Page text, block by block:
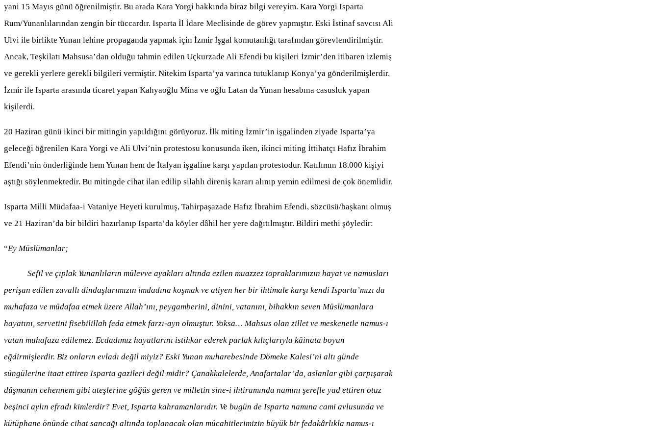
yani 15 Mayıs günü öğrenilmiştir. Bu arada Kara Yorgi hakkında biraz bilgi vereyim. Kara Yorgi Isparta
Rum/Yunanlılarından zengin bir tüccardır. Isparta İl İdare Meclisinde de görev yapmıştır. Eski İstinaf savcısı Ali
Ulvi ile birlikte Yunan lehine propaganda yapmak için İzmir İşgal komutanlığı tarafından görevlendirilmiştir.
Ancak, Teşkilatı Mahsusa’dan olduğu tahmin edilen Uçkurzade Ali Efendi bu kişileri İzmir’den itibaren izlemiş
ve gerekli yerlere gerekli bilgileri vermiştir. Nitekim Isparta’ya varınca tutuklanıp Konya’ya gönderilmişlerdir.
İzmir ile Isparta arasında ticaret yapan Kahyaoğlu Mina ve oğlu Latan da Yunan hesabına casusluk yapan
kişilerdi.
20 Haziran günü ikinci bir mitingin yapıldığını görüyoruz. İlk miting İzmir’in işgalinden ziyade Isparta’ya
geleceği öğrenilen Kara Yorgi ve Ali Ulvi’nin protestosu konusunda iken, ikinci miting İttihatçı Hafız İbrahim
Efendi’nin önderliğinde hem Yunan hem de İtalyan işgaline karşı yapılan protestodur. Katılımın 18.000 kişiyi
aştığı söylenmektedir. Bu mitingde cihat ilan edilip silahlı direniş kararı alınıp yemin edilmesi de çok önemlidir.
Isparta Milli Müdafaa-i Vataniye Heyeti kurulmuş, Tahirpaşazade Hafız İbrahim Efendi, sözcüsü/başkanı olmuş
ve 21 Haziran’da bir bildiri hazırlanıp Isparta’da köyler dâhil her yere dağıtılmıştır. Bildiri methi şöyledir:
“Ey Müslümanlar;
Sefil ve çıplak Yunanlıların mülevve ayakları altında ezilen muazzez topraklarımızın hayat ve namusları
perişan edilen zavallı dindaşlarımızın imdadına koşmak ve atiyen her bir ihtimale karşı kendi Isparta’mızı da
muhafaza ve müdafaa etmek üzere Allah’ını, peygamberini, dinini, vatanını, bihakkın seven Müslümanlara
hayatını, servetini fisebilillah feda etmek farzı-ayn olmuştur. Yoksa… Mahsus olan zillet ve meskenetle namus-ı
vatan muhafaza edilemez. Ecdadımız hayatlarını istihkar ederek parlak kılıçlarıyla kâinata boyun
eğdirmişlerdir. Biz onların evladı değil miyiz? Eski Yunan muharebesinde Dömeke Kalesi’ni altı günde
süngülerine itaat ettiren Isparta gazileri değil midir? Çanakkalelerde, Anafartalar’da, aslanlar gibi çarpışarak
düşmanın cehennem gibi ateşlerine göğüs geren ve milletin sine-i ihtiramında namını şerefle yad ettiren otuz
beşinci aylın efradı kimlerdir? Evet, Isparta kahramanlarıdır. Ve bugün de Isparta namına cami avlusunda ve
kütüphane önünde cihat sancağı altında toplanacak olan mücahitlerimizin büyük bir fedakârlıkla namus-ı